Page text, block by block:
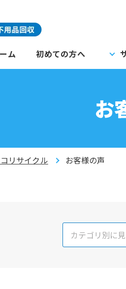
ム 初めての方へ
お
リサイクル お客様の声